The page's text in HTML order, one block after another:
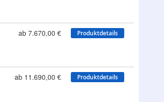
ab 7.670,00 € Produktdetails
ab 11.690,00 € Produktdetails